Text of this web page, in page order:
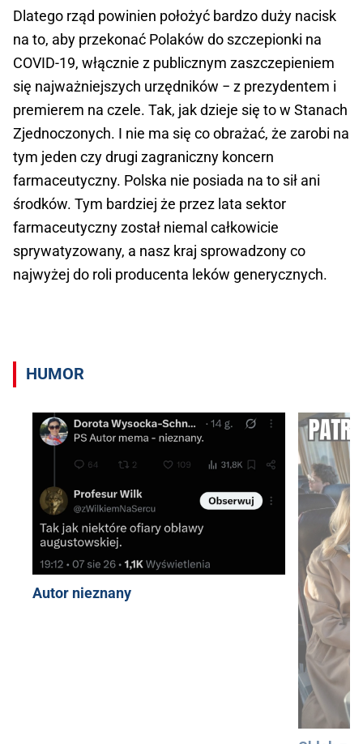
Dlatego rząd powinien położyć bardzo duży nacisk
na to, aby przekonać Polaków do szczepionki na
COVID-19, włącznie z publicznym zaszczepieniem
się najważniejszych urzędników − z prezydentem i
premierem na czele. Tak, jak dzieje się to w Stanach
Zjednoczonych. I nie ma się co obrażać, że zarobi na
tym jeden czy drugi zagraniczny koncern
farmaceutyczny. Polska nie posiada na to sił ani
środków. Tym bardziej że przez lata sektor
farmaceutyczny został niemal całkowicie
sprywatyzowany, a nasz kraj sprowadzony co
najwyżej do roli producenta leków generycznych.
HUMOR
Autor nieznany